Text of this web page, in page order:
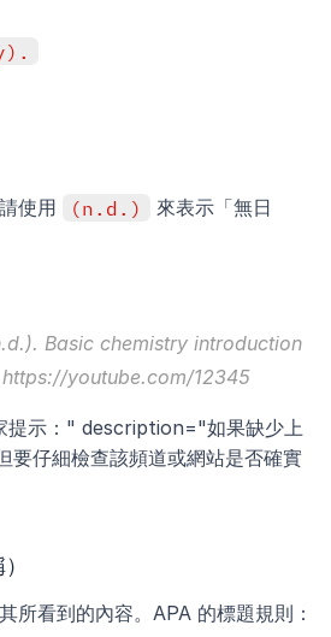
使用 (n.d.)
來表示「無日
Basic chemistry introduction
youtube.com/12345
示：" description="如果缺少上
要仔細檢查該頻道或網站是否確實
所看到的內容。APA 的標題規則：